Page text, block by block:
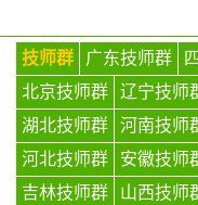
技师群 广东技师群
北京技师群
辽宁技师
湖北技师群
河南技师
河北技师群
安徽技师
吉林技师群
山西技师